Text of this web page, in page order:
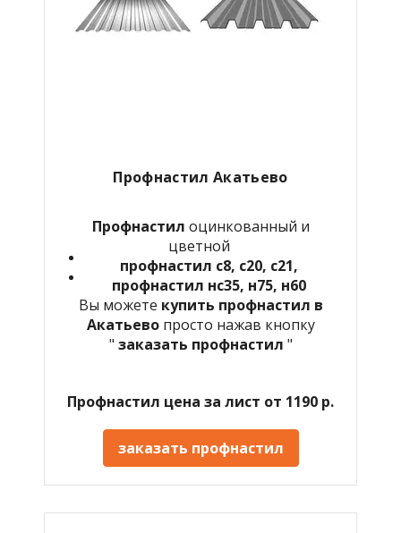
Профнастил Акатьево
Профнастил оцинкованный и
цветной
профнастил с8, с20, с21,
профнастил нс35, н75, н60
Вы можете купить профнастил в
Акатьево просто нажав кнопку
" заказать профнастил "
Профнастил цена за лист от 1190 р.
заказать профнастил